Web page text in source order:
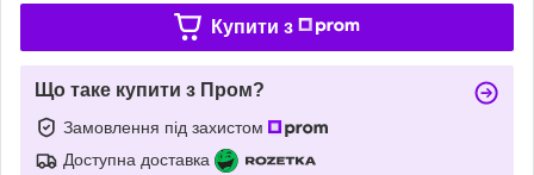
Купити з
Що таке купити з Пром?
Замовлення під захистом
Доступна доставка